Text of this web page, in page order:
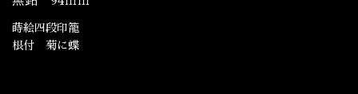
蒔絵四段印籠
根付 菊に蝶